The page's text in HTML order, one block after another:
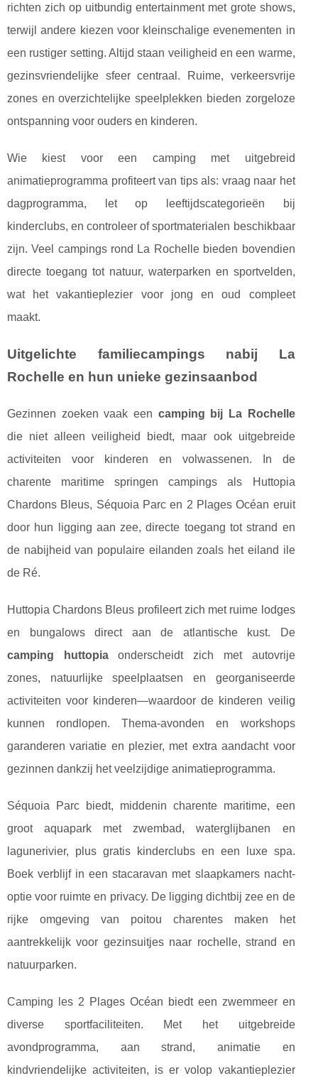
richten zich op uitbundig entertainment met grote shows,
terwijl andere kiezen voor kleinschalige evenementen in
een rustiger setting. Altijd staan veiligheid en een warme,
gezinsvriendelijke sfeer centraal. Ruime, verkeersvrije
zones en overzichtelijke speelplekken bieden zorgeloze
ontspanning voor ouders en kinderen.
Wie kiest voor een camping met uitgebreid
animatieprogramma profiteert van tips als: vraag naar het
dagprogramma, let op leeftijdscategorieën bij
kinderclubs, en controleer of sportmaterialen beschikbaar
zijn. Veel campings rond La Rochelle bieden bovendien
directe toegang tot natuur, waterparken en sportvelden,
wat het vakantieplezier voor jong en oud compleet
maakt.
Uitgelichte familiecampings nabij La
Rochelle en hun unieke gezinsaanbod
Gezinnen zoeken vaak een camping bij La Rochelle
die niet alleen veiligheid biedt, maar ook uitgebreide
activiteiten voor kinderen en volwassenen. In de
charente maritime springen campings als Huttopia
Chardons Bleus, Séquoia Parc en 2 Plages Océan eruit
door hun ligging aan zee, directe toegang tot strand en
de nabijheid van populaire eilanden zoals het eiland ile
de Ré.
Huttopia Chardons Bleus profileert zich met ruime lodges
en bungalows direct aan de atlantische kust. De
camping huttopiaonderscheidt zich met autovrije
zones, natuurlijke speelplaatsen en georganiseerde
activiteiten voor kinderen—waardoor de kinderen veilig
kunnen rondlopen. Thema-avonden en workshops
garanderen variatie en plezier, met extra aandacht voor
gezinnen dankzij het veelzijdige animatieprogramma.
Séquoia Parc biedt, middenin charente maritime, een
groot aquapark met zwembad, waterglijbanen en
lagunerivier, plus gratis kinderclubs en een luxe spa.
Boek verblijf in een stacaravan met slaapkamers nacht-
optie voor ruimte en privacy. De ligging dichtbij zee en de
rijke omgeving van poitou charentes maken het
aantrekkelijk voor gezinsuitjes naar rochelle, strand en
natuurparken.
Camping les 2 Plages Océan biedt een zwemmeer en
diverse sportfaciliteiten. Met het uitgebreide
avondprogramma, aan strand, animatie en
kindvriendelijke activiteiten, is er volop vakantieplezier